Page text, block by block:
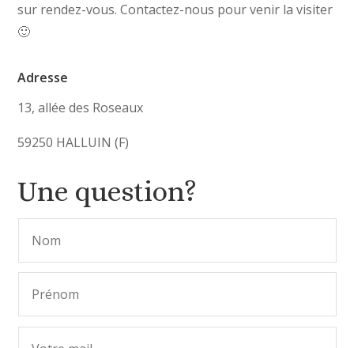
sur rendez-vous. Contactez-nous pour venir la visiter
🙂
Adresse
13, allée des Roseaux
59250 HALLUIN (F)
Une question?